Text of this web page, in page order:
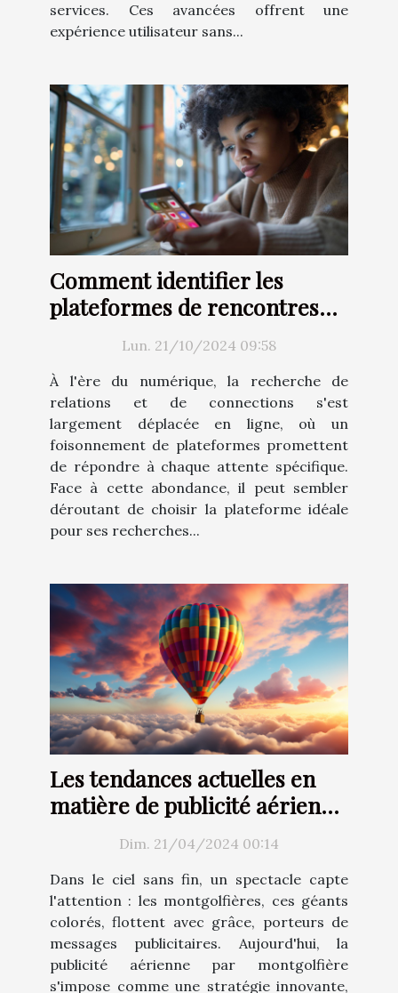
services. Ces avancées offrent une
expérience utilisateur sans...
Comment identifier les
plateformes de rencontres
adaptées à vos besoins
Lun. 21/10/2024 09:58
À l'ère du numérique, la recherche de
relations et de connections s'est
largement déplacée en ligne, où un
foisonnement de plateformes promettent
de répondre à chaque attente spécifique.
Face à cette abondance, il peut sembler
déroutant de choisir la plateforme idéale
pour ses recherches...
Les tendances actuelles en
matière de publicité aérienne
avec les montgolfières
Dim. 21/04/2024 00:14
Dans le ciel sans fin, un spectacle capte
l'attention : les montgolfières, ces géants
colorés, flottent avec grâce, porteurs de
messages publicitaires. Aujourd'hui, la
publicité aérienne par montgolfière
s'impose comme une stratégie innovante,